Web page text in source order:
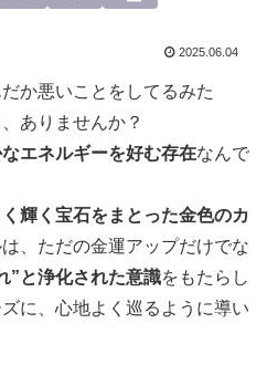
2025.06.04
か悪いことをしてるみた
ありませんか？
エネルギーを好む存在なんで
く輝く宝石をまとった金色のカ
、ただの金運アップだけでな
”と浄化された意識をもたらし
に、心地よく巡るように導い